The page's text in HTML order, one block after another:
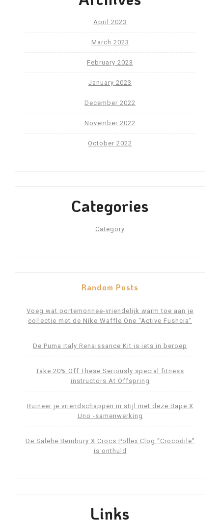
April 2023
March 2023
February 2023
January 2023
December 2022
November 2022
October 2022
Categories
Category
Random Posts
Voeg wat portemonnee-vriendelijk warm toe aan je
collectie met de Nike Waffle One “Active Fushcia”
De Puma Italy Renaissance Kit is iets in beroep
Take 20% Off These Seriously special fitness
instructors At Offspring
Ruïneer je vriendschappen in stijl met deze Bape X
Uno -samenwerking
De Salehe Bembury X Crocs Pollex Clog “Crocodile”
is onthuld
Links